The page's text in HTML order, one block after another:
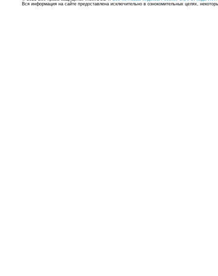
Вся информация на сайте предоставлена исключительно в ознокомительных целях,